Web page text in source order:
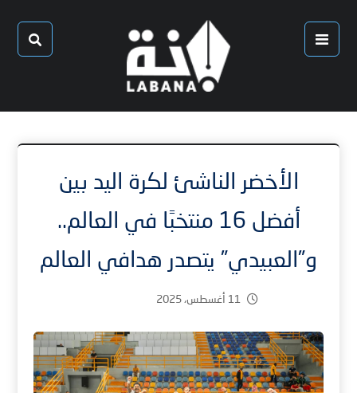
الأخضر الناشئ لكرة اليد بين
أفضل 16 منتخبًا في العالم..
و”العبيدي” يتصدر هدافي العالم
11 أغسطس، 2025